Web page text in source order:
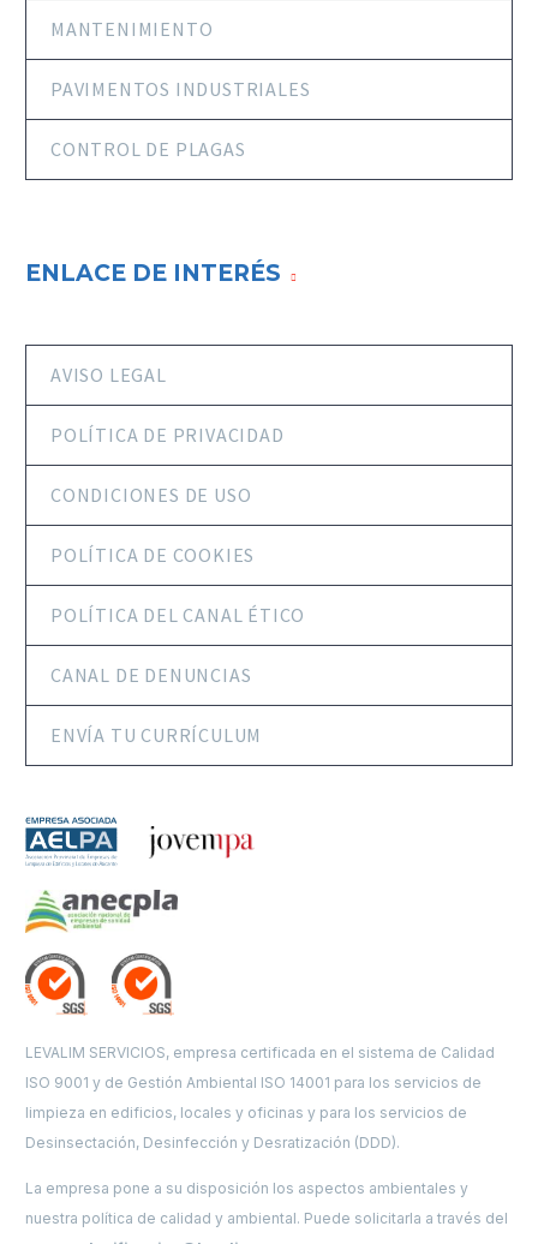
MANTENIMIENTO
PAVIMENTOS INDUSTRIALES
CONTROL DE PLAGAS
ENLACE DE INTERÉS
AVISO LEGAL
POLÍTICA DE PRIVACIDAD
CONDICIONES DE USO
POLÍTICA DE COOKIES
POLÍTICA DEL CANAL ÉTICO
CANAL DE DENUNCIAS
ENVÍA TU CURRÍCULUM
LEVALIM SERVICIOS, empresa certificada en el sistema de Calidad
ISO 9001 y de Gestión Ambiental ISO 14001 para los servicios de
limpieza en edificios, locales y oficinas y para los servicios de
Desinsectación, Desinfección y Desratización (DDD).
La empresa pone a su disposición los aspectos ambientales y
nuestra política de calidad y ambiental. Puede solicitarla a través del